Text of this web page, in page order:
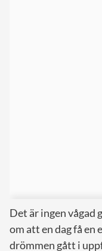
Det är ingen vågad
om att en dag få en
drömmen gått i